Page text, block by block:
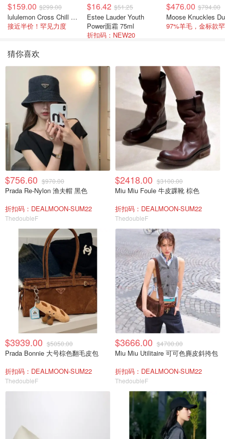
$159.00 $299.00
lululemon Cross Chill 女士运动外套
接近半价！罕见力度
$16.42 $51.25
Estee Lauder Youth
Power面霜 75ml
折扣码：NEW20
$476.00 $794.00
猜你喜欢
$756.60 $970.00
Prada Re-Nylon 渔夫帽 黑色
折扣码：DEALMOON-SUM22
ThedoubleF
$2418.00 $3100.00
Miu Miu Foule 牛皮踝靴 棕色
折扣码：DEALMOON-SUM22
ThedoubleF
$3939.00 $5050.00
Prada Bonnie 大号棕色翻毛皮包
折扣码：DEALMOON-SUM22
ThedoubleF
$3666.00 $4700.00
Miu Miu Utilitaire 可可色麂皮斜挎包
折扣码：DEALMOON-SUM22
ThedoubleF